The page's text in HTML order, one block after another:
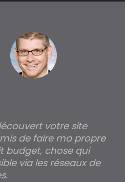
votre site
de faire ma propre
budget, chose qui
via les réseaux de